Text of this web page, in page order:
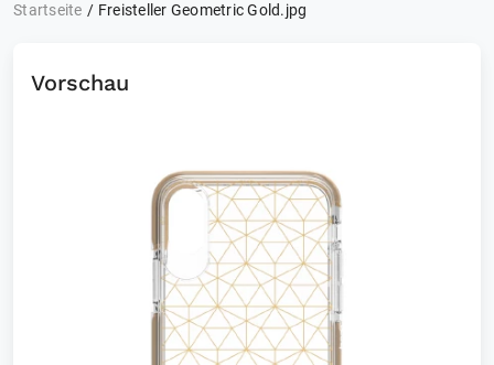
Startseite Freisteller Geometric Gold.jpg
Vorschau